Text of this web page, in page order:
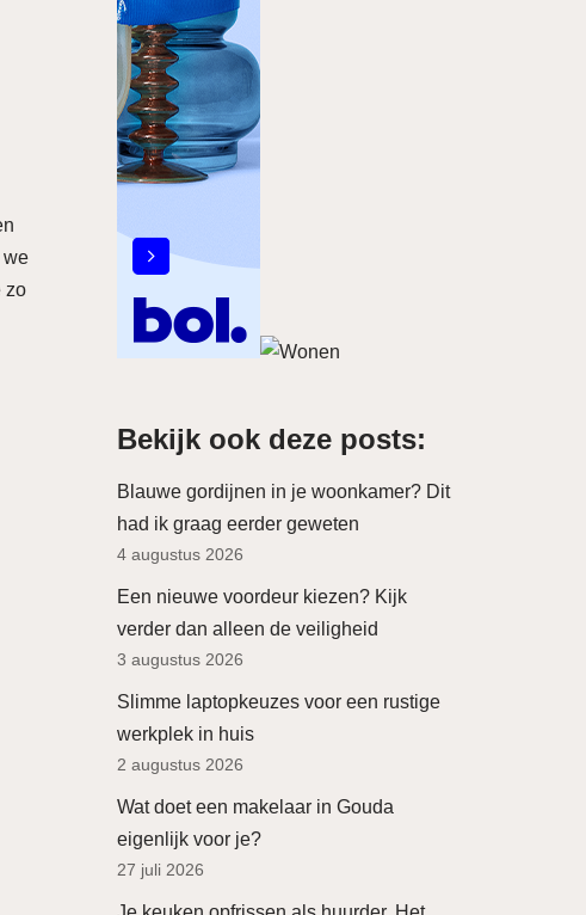
we
zo
Bekijk ook deze posts:
Blauwe gordijnen in je woonkamer? Dit
had ik graag eerder geweten
4 augustus 2026
Een nieuwe voordeur kiezen? Kijk
verder dan alleen de veiligheid
3 augustus 2026
Slimme laptopkeuzes voor een rustige
werkplek in huis
2 augustus 2026
Wat doet een makelaar in Gouda
eigenlijk voor je?
27 juli 2026